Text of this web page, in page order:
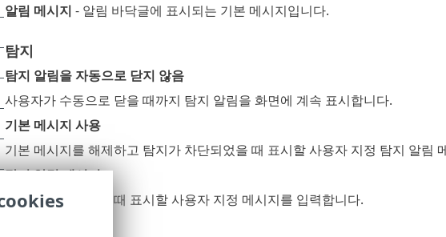
알림 메시지 - 알림 바닥글에 표시되는 기본 메시지입니다.
탐지
탐지 알림을 자동으로 닫지 않음
사용자가 수동으로 닫을 때까지 탐지 알림을 화면에 계속 표시합니다.
기본 메시지 사용
기본 메시지를 해제하고 탐지가 차단되었을 때 표시할 사용자 지정 탐지 알림
탐지 알림 메시지
탐지가 차단되었을 때 표시할 사용자 지정 메시지를 입력합니다.